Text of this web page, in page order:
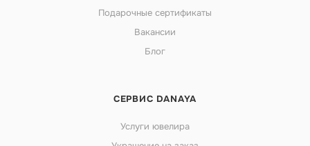
Подарочные сертификаты
Вакансии
Блог
СЕРВИС DANAYA
Услуги ювелира